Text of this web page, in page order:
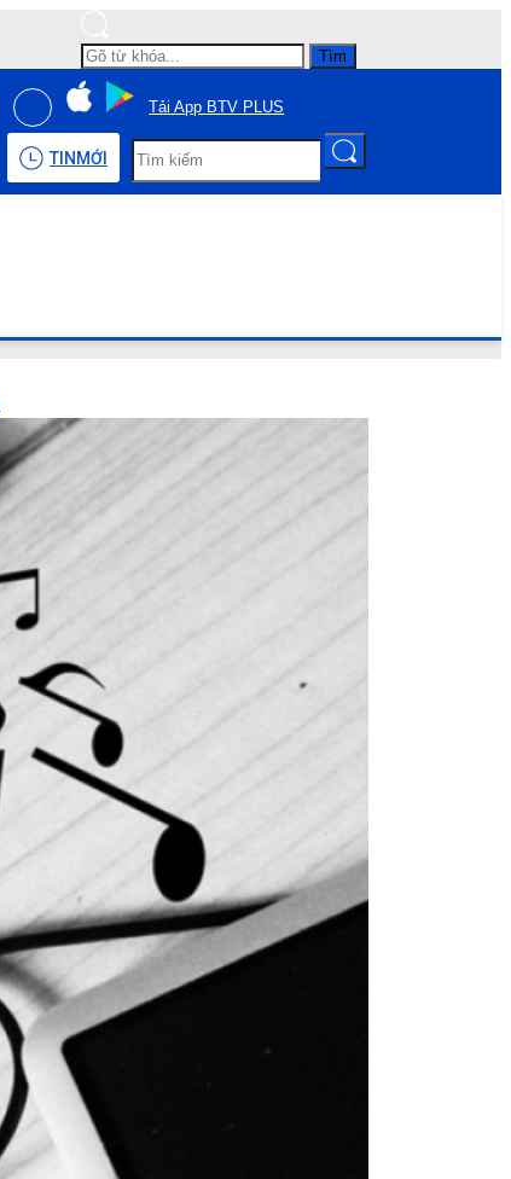
Tìm
Tải App BTV PLUS
TIN MỚI